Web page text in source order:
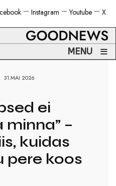
X
Youtube
Instagram
MENU ≡
31.MAI 2026
ei
–
kuidas
pere koos